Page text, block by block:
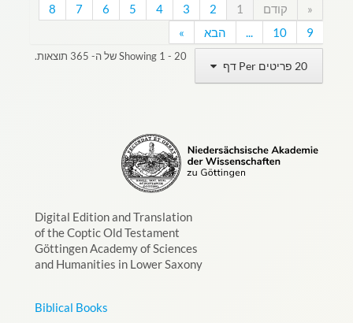
« קודם 1
2
3
4
5
6
7
8
9
10
... הבא »
20 פריטים Per דף
Showing 1 - 20 של ה- 365 תוצאות.
Digital Edition and Translation
of the Coptic Old Testament
Göttingen Academy of Sciences
and Humanities in Lower Saxony
Biblical Books